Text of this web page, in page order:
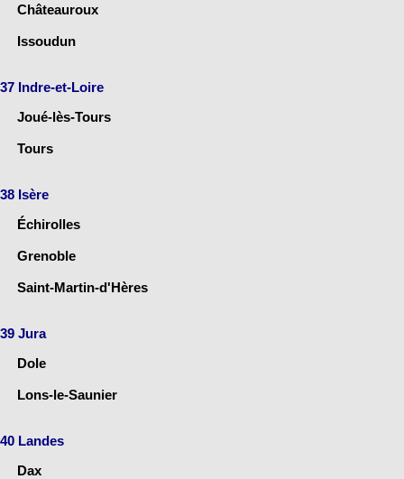
Châteauroux
Issoudun
37 Indre-et-Loire
Joué-lès-Tours
Tours
38 Isère
Échirolles
Grenoble
Saint-Martin-d'Hères
39 Jura
Dole
Lons-le-Saunier
40 Landes
Dax